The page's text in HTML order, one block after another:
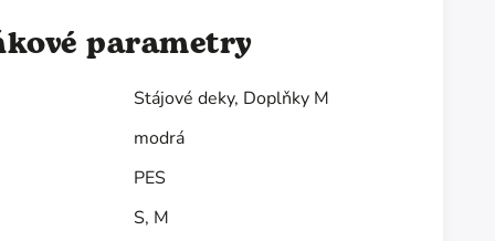
parametry
Stájové deky, Doplňky M
modrá
PES
S, M